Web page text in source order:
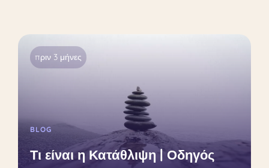
πριν 3 μήνες
BLOG
Τι είναι η Κατάθλιψη | Οδηγός